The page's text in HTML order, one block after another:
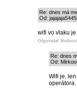
Re: dnes má
Od:
wifi vo vlaku
Odpovedať
Re: dnes
Od:
Wifi je,
operátora.